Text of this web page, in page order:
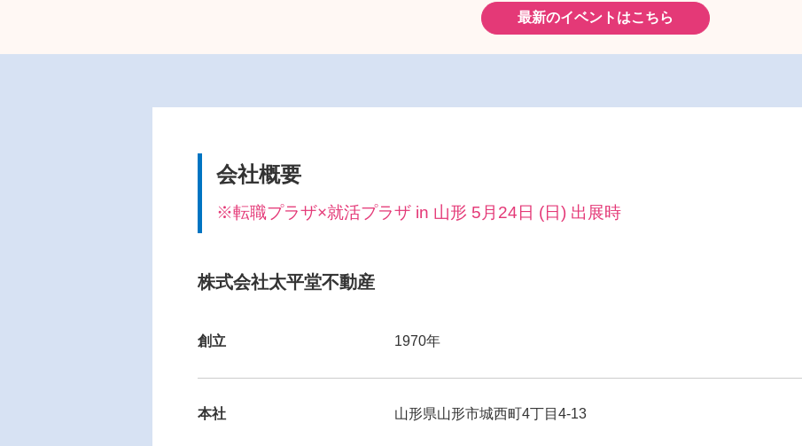
最新のイベントはこちら
会社概要
※転職プラザ×就活プラザ in 山形 5月24日 (日) 出展時
株式会社太平堂不動産
創立 1970年
本社 山形県山形市城西町4丁目4-13